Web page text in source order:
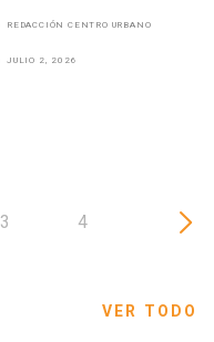
REDACCIÓN CENTRO URBANO
JULIO 2, 2026
3 4
VER TODO